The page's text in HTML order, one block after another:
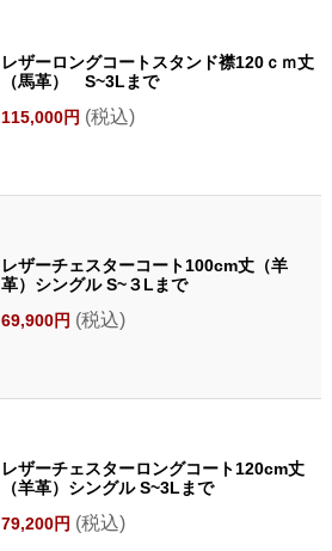
レザーロングコートスタンド襟120ｃｍ丈
（馬革） S~3Lまで
115,000円 (税込)
レザーチェスターコート100cm丈（羊
革）シングル S~３Lまで
69,900円 (税込)
レザーチェスターロングコート120cm丈
（羊革）シングル S~3Lまで
79,200円 (税込)